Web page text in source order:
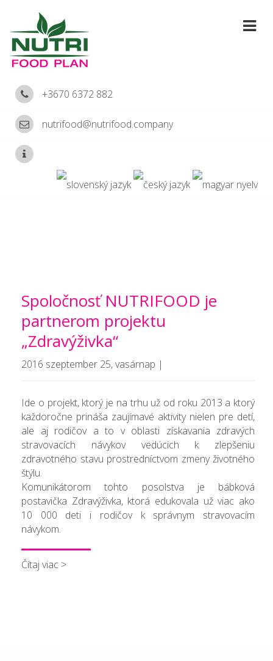
+3670 6372 882
nutrifood@nutrifood.company
Spoločnosť NUTRIFOOD je
partnerom projektu
„Zdravýživka“
2016 szeptember 25, vasárnap |
Ide o projekt, ktorý je na trhu už od roku 2013 a ktorý
každoročne prináša zaujímavé aktivity nielen pre detí,
ale aj rodičov a to v oblasti získavania zdravých
stravovacích návykov vedúcich k zlepšeniu
zdravotného stavu prostredníctvom zmeny životného
štýlu.
Komunikátorom tohto posolstva je bábková
postavička Zdravýživka, ktorá edukovala už viac ako
10 000 deti i rodičov k správnym stravovacím
návykom.
Čítaj viac >